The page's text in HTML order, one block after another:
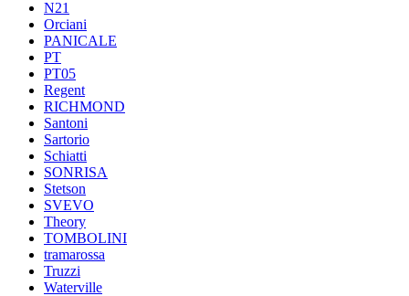
N21
Orciani
PANICALE
PT
PT05
Regent
RICHMOND
Santoni
Sartorio
Schiatti
SONRISA
Stetson
SVEVO
Theory
TOMBOLINI
tramarossa
Truzzi
Waterville